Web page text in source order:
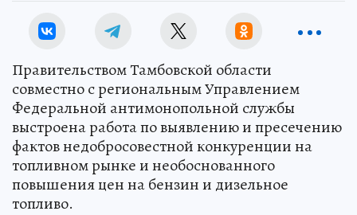
Правительством Тамбовской области
совместно с региональным Управлением
Федеральной антимонопольной службы
выстроена работа по выявлению и пресечению
фактов недобросовестной конкуренции на
топливном рынке и необоснованного
повышения цен на бензин и дизельное
топливо.